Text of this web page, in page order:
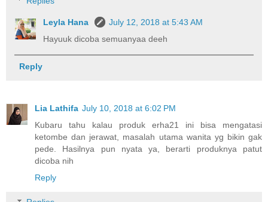
Leyla Hana
July 12, 2018 at 5:43 AM
Hayuuk dicoba semuanyaa deeh
Reply
Lia Lathifa July 10, 2018 at 6:02 PM
Kubaru tahu kalau produk erha21 ini bisa mengatasi
ketombe dan jerawat, masalah utama wanita yg bikin gak
pede. Hasilnya pun nyata ya, berarti produknya patut
dicoba nih
Reply